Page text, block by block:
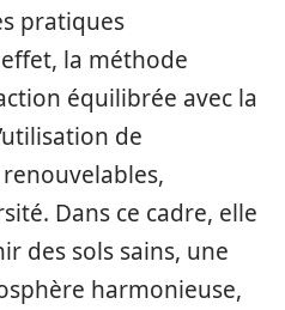
pratiques
la méthode
équilibrée avec la
de
Dans ce cadre, elle
des sols sains, une
harmonieuse,